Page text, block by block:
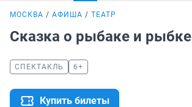
МОСКВА АФИША ТЕАТР
Сказка о рыбаке и рыбке
СПЕКТАКЛЬ 6+
Купить билеты